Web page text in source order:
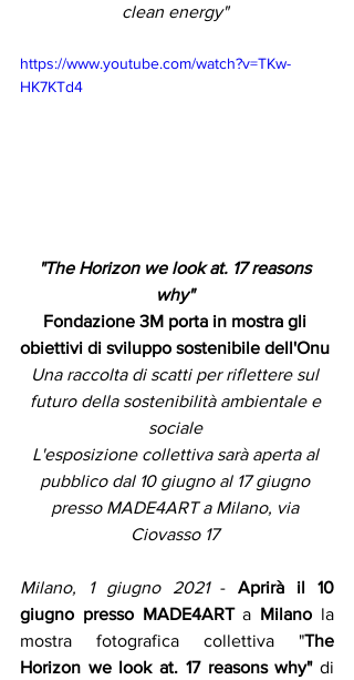
clean energy"
https://www.youtube.com/watch?v=TKw-
HK7KTd4
"The Horizon we look at. 17 reasons
why"
Fondazione 3M porta in mostra gli
obiettivi di sviluppo sostenibile dell'Onu
Una raccolta di scatti per riflettere sul
futuro della sostenibilità ambientale e
sociale
L'esposizione collettiva sarà aperta al
pubblico dal 10 giugno al 17 giugno
presso MADE4ART a Milano, via
Ciovasso 17
Milano, 1 giugno 2021 - Aprirà il 10
giugno presso MADE4ART a Milano la
mostra fotografica collettiva "The
Horizon we look at. 17 reasons why" di